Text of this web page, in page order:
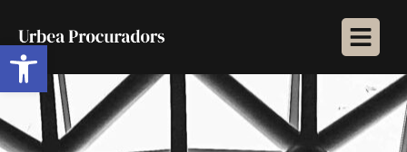
Abrir barra de herramientas